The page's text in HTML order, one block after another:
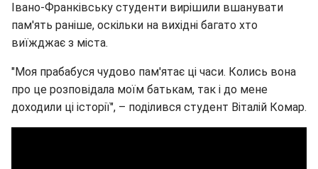
Івано-Франківську студенти вирішили вшанувати
пам'ять раніше, оскільки на вихідні багато хто
виїжджає з міста.
"Моя прабабуся чудово пам'ятає ці часи. Колись вона
про це розповідала моїм батькам, так і до мене
доходили ці історії", – поділився студент Віталій Комар.